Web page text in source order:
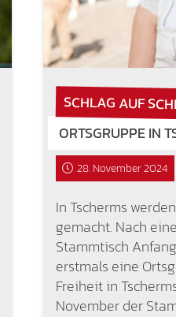
SCHLAG AUF
ORTSGRUPPE IN
28. November 2024
In Tscherms
gemacht. Nach
Stammtisch
erstmals eine
Freiheit in
November der